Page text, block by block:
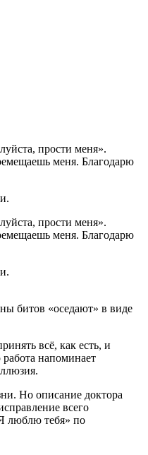
прости меня».
меня. Благодарю
прости меня».
меня. Благодарю
битов «оседают» в виде
всё, как есть, и
напоминает
Но описание доктора
всего
люблю тебя» по